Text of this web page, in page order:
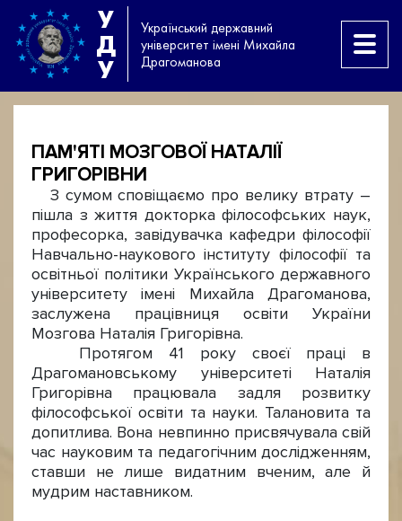
У
Д
У
Український державний
університет імені Михайла
Драгоманова
ПАМ'ЯТІ МОЗГОВОЇ НАТАЛІЇ
ГРИГОРІВНИ
З сумом сповіщаємо про велику втрату –
пішла з життя докторка філософських наук,
професорка, завідувачка кафедри філософії
Навчально-наукового інституту філософії та
освітньої політики Українського державного
університету імені Михайла Драгоманова,
заслужена працівниця освіти України
Мозгова Наталія Григорівна.
Протягом 41 року своєї праці в
Драгомановському університеті Наталія
Григорівна працювала задля розвитку
філософської освіти та науки. Талановита та
допитлива. Вона невпинно присвячувала свій
час науковим та педагогічним дослідженням,
ставши не лише видатним вченим, але й
мудрим наставником.